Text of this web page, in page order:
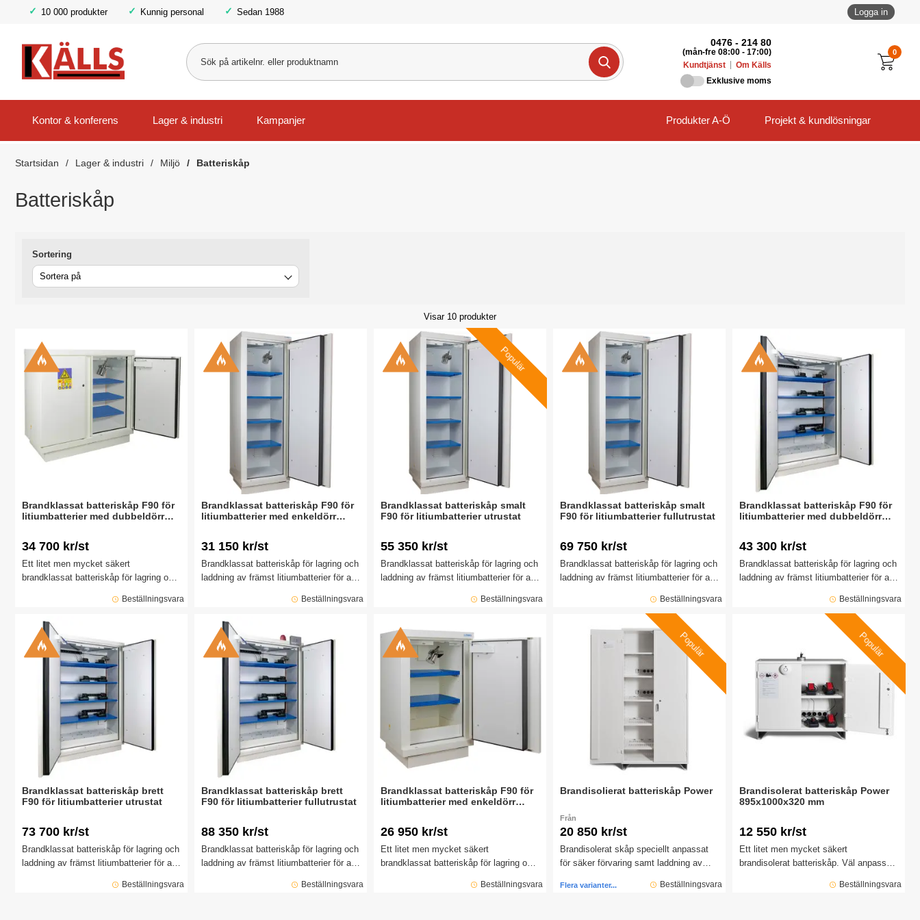
10 000 produkter Kunnig personal Sedan 1988 Logga in
0
0476 - 214 80
(mån-fre 08:00 - 17:00)
Kundtjänst
Om Källs
Exklusive moms
Kontor & konferens Lager & industri Kampanjer Produkter A-Ö Projekt & kundlösningar
Startsidan Lager & industri Miljö Batteriskåp
Batteriskåp
Sortering
Visar 10 produkter
Brandklassat batteriskåp F90 för
litiumbatterier med dubbeldörr
34 700 kr/st
Ett litet men mycket säkert
brandklassat batteriskåp för lagring och
ge minskad risk för brand och
explosion. Skåpet är brandtestat i 90
minuter enligt EN 14470-1.
Beställningsvara
Brandklassat batteriskåp F90 för
litiumbatterier med enkeldörr
31 150 kr/st
Brandklassat batteriskåp för lagring och
laddning av främst litiumbatterier för att
explosion. Skåpet är brandtestat i 90
minuter enligt EN 14470-1.
Beställningsvara
Populär
Brandklassat batteriskåp smalt
F90 för litiumbatterier utrustat
55 350 kr/st
Brandklassat batteriskåp för lagring och
laddning av främst litiumbatterier för att
explosion. Skåpet är brandtestat i 90
Beställningsvara
Brandklassat batteriskåp smalt
F90 för litiumbatterier fullutrustat
69 750 kr/st
Brandklassat batteriskåp för lagring och
laddning av främst litiumbatterier för att
explosion. Skåpet är brandtestat i 90
minuter enligt EN 14470-1.
Beställningsvara
Brandklassat batteriskåp F90 för
litiumbatterier med dubbeldörr
43 300 kr/st
Brandklassat batteriskåp för lagring och
laddning av främst litiumbatterier för att
explosion. Skåpet är brandtestat i 90
minuter enligt EN 14470-1.
Beställningsvara
Brandklassat batteriskåp brett
F90 för litiumbatterier utrustat
73 700 kr/st
Brandklassat batteriskåp för lagring och
laddning av främst litiumbatterier för att
explosion. Skåpet är brandtestat i 90
Beställningsvara
Brandklassat batteriskåp brett
F90 för litiumbatterier fullutrustat
88 350 kr/st
Brandklassat batteriskåp för lagring och
laddning av främst litiumbatterier för att
explosion. Skåpet är brandtestat i 90
Beställningsvara
Brandklassat batteriskåp F90 för
litiumbatterier med enkeldörr
26 950 kr/st
Ett litet men mycket säkert
brandklassat batteriskåp för lagring och
ge minskad risk för brand och
Beställningsvara
Populär
Brandisolierat batteriskåp Power
Från
20 850 kr/st
Brandisolerat skåp speciellt anpassat
för säker förvaring samt laddning av
är utrustat med larm och
Beställningsvara
Flera varianter...
Populär
Brandisolerat batteriskåp Power
895x1000x320 mm
12 550 kr/st
Ett litet men mycket säkert
brandisolerat batteriskåp. Väl anpassat
litium-/litiumjonbatterier.
Beställningsvara